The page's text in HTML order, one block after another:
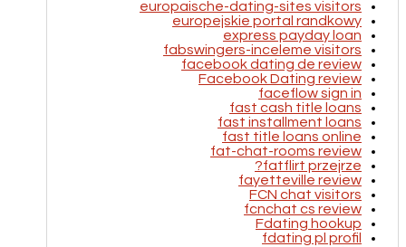
europaische-dating-sites visitors
europejskie portal randkowy
express payday loan
fabswingers-inceleme visitors
facebook dating de review
Facebook Dating review
faceflow sign in
fast cash title loans
fast installment loans
fast title loans online
fat-chat-rooms review
fatflirt przejrze?
fayetteville review
FCN chat visitors
fcnchat cs review
Fdating hookup
fdating pl profil